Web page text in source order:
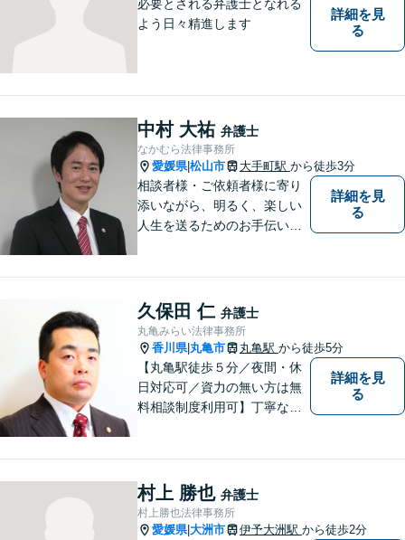
必要とされる弁護士となれる
よう日々精進します
詳細を見
る
中村 大祐 弁護士
なかむら法律事務所
愛媛県|松山市 大手町駅 から徒歩3分
相談者様・ご依頼者様に寄り
添いながら、明るく、楽しい
人生を送るためのお手伝いを
詳細を見
る
久保田 仁 弁護士
丸亀みらい法律事務所
香川県| 丸亀市 丸亀駅 から徒歩5分
【丸亀駅徒歩５分／夜間・休
日対応可／資力の無い方は無
料相談制度利用可】丁寧な対
詳細を見
る
村上 勝也 弁護士
村上勝也法律事務所
愛媛県|大洲市 伊予大洲駅 から徒歩2分